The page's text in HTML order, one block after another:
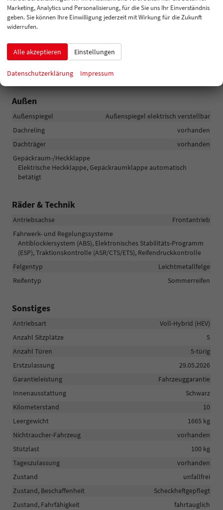
Lenkung
Servolenkung
Lichttechnik
Fernlichtassistent, LED-Tagfahrlicht, Voll-LED Scheinwerfer
Start/Stop-Automatik
Zentralverriegelung
Außen
Außenspiegel
Außenspiegel elektrisch verstellbar
Dachreling
vorhanden
Dachträger
vorhanden
Gepäckraum-/Heckklappe
Elektrische Heckklappe, Gepäckraumklappe automatisch
betätigt
Räder & Technik
Antriebsachse
Frontantrieb
Fahrwerk- und Regelungssysteme
Antiblockiersystem (ABS), Elektronisches Stabilitäts-Programm
(ESP), Traktionskontrolle (ASR/CTS/ETS), Reifendruckkontrolle
Felgentyp
Leichtmetallfelge
Reifentyp
Sommerreifen
Sonstiges
Antriebsart
Voll-Hybrid (HEV)
Anzahl Sitzplätze
5
Anzahl Türen
5-türig
Erstzulassung
29.05.2026
Garantieleistung
Fahrzeuggarantie
Innenausstattung
Schwarz
Kilometerstand
10
Leergewicht
1665 kg
Nichtraucher-Fahrzeug
vorhanden
Stützlast
100 kg
Tageszulassung
vorhanden
Zustand
unfallfrei
Zustand, Beschaffenheit
Scheckheftgepflegt
Zustand, Fahrfähigkeit
fahrtauglich
Marketing, Analytics und Personalisierung, für die Sie uns Ihr Einverständnis
geben. Sie können Ihre Einwilligung jederzeit mit Wirkung für die Zukunft
widerrufen.
Alle akzeptieren Einstellungen
Datenschutzerklärung Impressum